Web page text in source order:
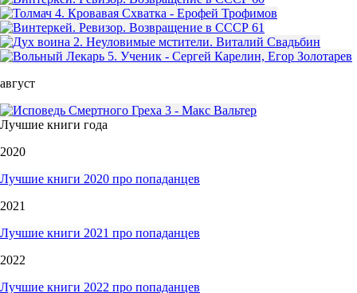
август
Лучшие книги года
2020
Лучшие книги 2020 про попаданцев
2021
Лучшие книги 2021 про попаданцев
2022
Лучшие книги 2022 про попаданцев